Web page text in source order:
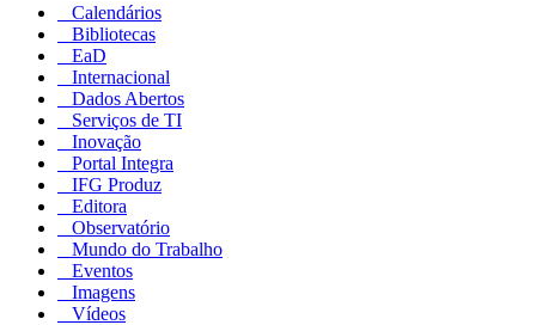
Calendários
Bibliotecas
EaD
Internacional
Dados Abertos
Serviços de TI
Inovação
Portal Integra
IFG Produz
Editora
Observatório
Mundo do Trabalho
Eventos
Imagens
Vídeos